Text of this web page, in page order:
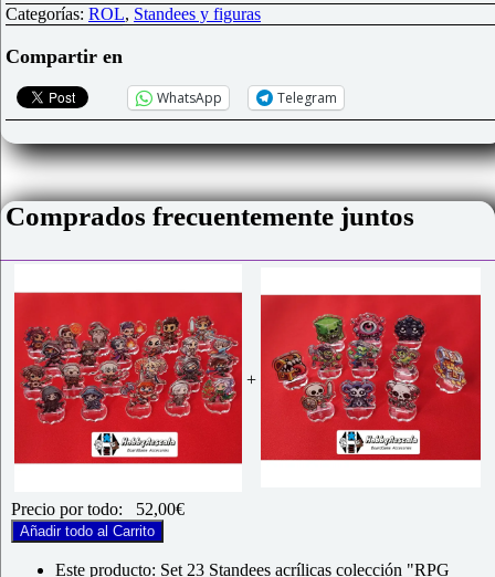
acrílicas
colección
"RPG
personajes
vol1"
cantidad
Categorías: ROL, Standees y figuras
Compartir en
WhatsApp Telegram
Comprados frecuentemente juntos
+
Precio por todo: 52,00€
Añadir todo al Carrito
Este producto: Set 23 Standees acrílicas colección "RPG